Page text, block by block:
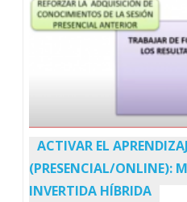
ACTIVAR EL
(PRESENCIAL/ONLINE):
INVERTIDA HÍBRIDA